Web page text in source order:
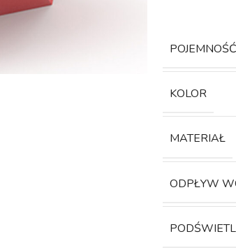
POJEMNOŚĆ
KOLOR
MATERIAŁ
ODPŁYW